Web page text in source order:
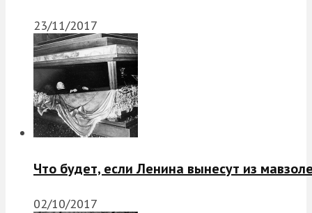
23/11/2017
Что будет, если Ленина вынесут из
02/10/2017